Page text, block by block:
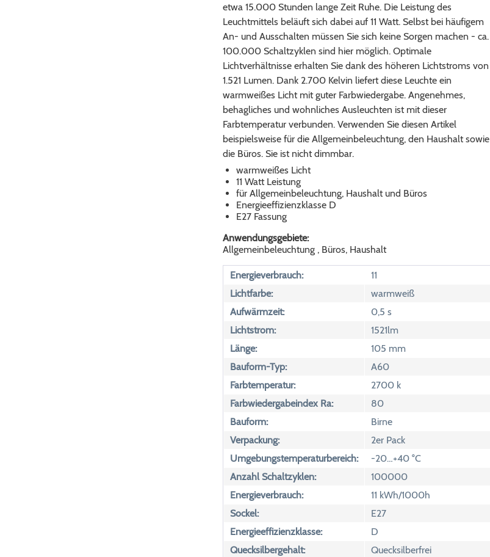
etwa 15.000 Stunden lange Zeit Ruhe. Die Leistung des
Leuchtmittels beläuft sich dabei auf 11 Watt. Selbst bei häufigem
An- und Ausschalten müssen Sie sich keine Sorgen machen - ca.
100.000 Schaltzyklen sind hier möglich. Optimale
Lichtverhältnisse erhalten Sie dank des höheren Lichtstroms von
1.521 Lumen. Dank 2.700 Kelvin liefert diese Leuchte ein
warmweißes Licht mit guter Farbwiedergabe. Angenehmes,
behagliches und wohnliches Ausleuchten ist mit dieser
Farbtemperatur verbunden. Verwenden Sie diesen Artikel
beispielsweise für die Allgemeinbeleuchtung, den Haushalt sowie
die Büros. Sie ist nicht dimmbar.
warmweißes Licht
11 Watt Leistung
für Allgemeinbeleuchtung, Haushalt und Büros
Energieeffizienzklasse D
E27 Fassung
Anwendungsgebiete:
Allgemeinbeleuchtung , Büros, Haushalt
Energieverbrauch:
11
Lichtfarbe:
warmweiß
Aufwärmzeit:
0,5 s
Lichtstrom:
1521lm
Länge:
105 mm
Bauform-Typ:
A60
Farbtemperatur:
2700 k
Farbwiedergabeindex Ra:
80
Bauform:
Birne
Verpackung:
2er Pack
Umgebungstemperaturbereich:
-20…+40 °C
Anzahl Schaltzyklen:
100000
Energieverbrauch:
11 kWh/1000h
Sockel:
E27
Energieeffizienzklasse:
D
Quecksilbergehalt:
Quecksilberfrei